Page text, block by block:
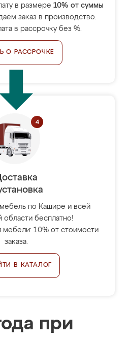
в размере 10% от суммы
заказ в производство.
в рассрочку без %.
О РАССРОЧКЕ
по Кашире и всей
области бесплатно!
10% от стоимости
заказа.
В КАТАЛОГ
при